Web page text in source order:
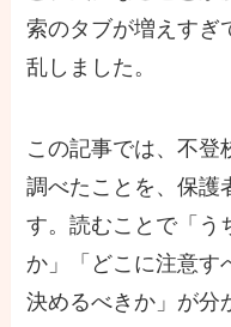
索のタブが増えすぎ
乱しました。
この記事では、不登
調べたことを、保護
す。読むことで「う
か」「どこに注意す
決めるべきか」が分